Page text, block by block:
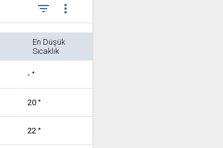
filter_list more_vert
En Düşük
Sıcaklık
- °
20 °
22 °